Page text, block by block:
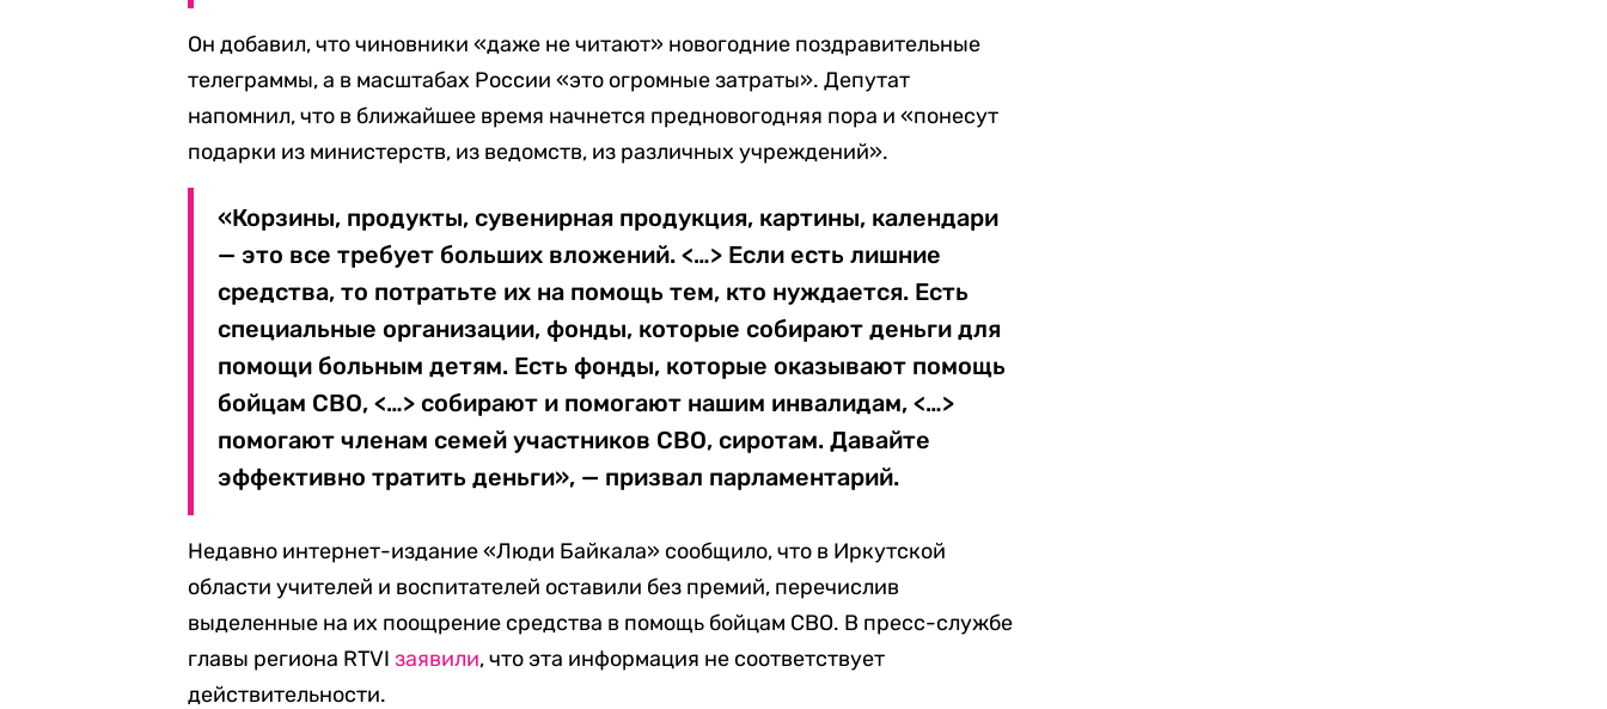
Он добавил, что чиновники «даже не читают» новогодние поздравительные
телеграммы, а в масштабах России «это огромные затраты». Депутат
напомнил, что в ближайшее время начнется предновогодняя пора и «понесут
подарки из министерств, из ведомств, из различных учреждений».
«Корзины, продукты, сувенирная продукция, картины, календари
— это все требует больших вложений. <…> Если есть лишние
средства, то потратьте их на помощь тем, кто нуждается. Есть
специальные организации, фонды, которые собирают деньги для
помощи больным детям. Есть фонды, которые оказывают помощь
бойцам СВО, <…> собирают и помогают нашим инвалидам, <…>
помогают членам семей участников СВО, сиротам. Давайте
эффективно тратить деньги», — призвал парламентарий.
Недавно интернет-издание «Люди Байкала» сообщило, что в Иркутской
области учителей и воспитателей оставили без премий, перечислив
выделенные на их поощрение средства в помощь бойцам СВО. В пресс-службе
главы региона RTVIзаявили, что эта информация не соответствует
действительности.